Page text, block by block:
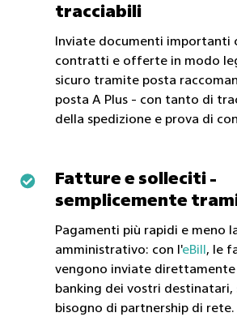
tracciabili
Inviate documenti importanti
contratti e offerte in modo
sicuro tramite posta
posta A Plus - con tanto di
della spedizione e prova di
documenti
conformi
legge
Fatture e solleciti -
semplicemente
Pagamenti più rapidi e meno
amministrativo: con l'eBill , le
vengono inviate direttamente
banking dei vostri destinatari,
bisogno di partnership di rete.
Fatture
solleciti
semplicemente
tramite